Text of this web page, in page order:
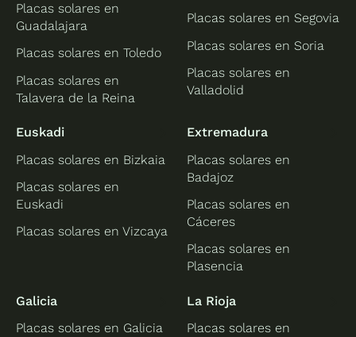
Placas solares en
Guadalajara
Placas solares en Toledo
Placas solares en
Talavera de la Reina
Placas solares en Segovia
Placas solares en Soria
Placas solares en
Valladolid
Euskadi
Placas solares en Bizkaia
Placas solares en
Euskadi
Placas solares en Vizcaya
Extremadura
Placas solares en
Badajoz
Placas solares en
Cáceres
Placas solares en
Plasencia
Galicia
Placas solares en Galicia
La Rioja
Placas solares en